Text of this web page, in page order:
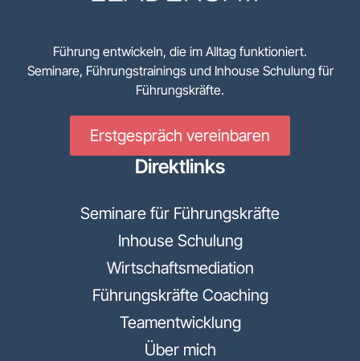
Führung entwickeln, die im Alltag funktioniert.
Seminare, Führungstrainings und Inhouse Schulung für
Führungskräfte.
Erstgespräch vereinbaren
Direktlinks
Seminare für Führungskräfte
Inhouse Schulung
Wirtschaftsmediation
Führungskräfte Coaching
Teamentwicklung
Über mich